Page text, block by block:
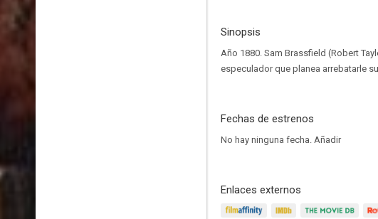
Sinopsis
Año 1880. Sam Brassfield (Robert
especulador que planea arrebatarle
Fechas de estrenos
No hay ninguna fecha. Añadir
Enlaces externos